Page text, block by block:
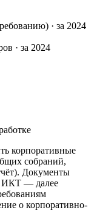
· за 2024
· за 2024
корпоративные
собраний,
Документы
ИКТ — далее
о корпоративно-